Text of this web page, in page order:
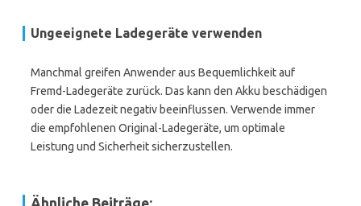
Ungeeignete Ladegeräte verwenden
Manchmal greifen Anwender aus Bequemlichkeit auf
Fremd-Ladegeräte zurück. Das kann den Akku beschädigen
oder die Ladezeit negativ beeinflussen. Verwende immer
die empfohlenen Original-Ladegeräte, um optimale
Leistung und Sicherheit sicherzustellen.